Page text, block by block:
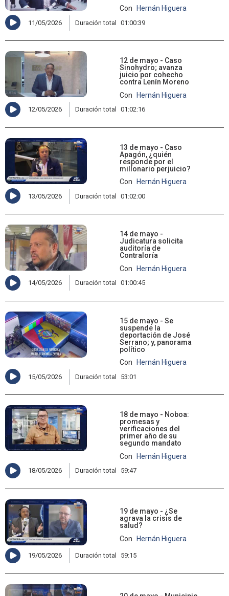
Con
Hernán Higuera
11/05/2026 Duración total 01:00:39
12 de mayo - Caso
Sinohydro; avanza
juicio por cohecho
contra Lenín Moreno
Con
Hernán Higuera
12/05/2026 Duración total 01:02:16
13 de mayo - Caso
Apagón, ¿quién
responde por el
millonario perjuicio?
Con
Hernán Higuera
13/05/2026 Duración total 01:02:00
14 de mayo -
Judicatura solicita
auditoría de
Contraloría
Con
Hernán Higuera
14/05/2026 Duración total 01:00:45
15 de mayo - Se
suspende la
deportación de José
Serrano; y, panorama
político
Con
Hernán Higuera
15/05/2026 Duración total 53:01
18 de mayo - Noboa:
promesas y
verificaciones del
primer año de su
segundo mandato
Con
Hernán Higuera
18/05/2026 Duración total 59:47
19 de mayo - ¿Se
agrava la crisis de
salud?
Con Hernán Higuera
19/05/2026 Duración total 59:15